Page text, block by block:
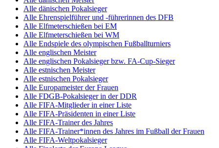
Alle dänischen Pokalsieger
Alle Ehrenspielführer und -führerinnen des DFB
Alle Elfmeterschießen bei EM
Alle Elfmeterschießen bei WM
Alle Endspiele des olympischen Fußballturniers
Alle englischen Meister
Alle englischen Pokalsieger bzw. FA-Cup-Sieger
Alle estnischen Meister
Alle estnischen Pokalsieger
Alle Europameister der Frauen
Alle FDGB-Pokalsieger in der DDR
Alle FIFA-Mitglieder in einer Liste
Alle FIFA-Präsidenten in einer Liste
Alle FIFA-Trainer des Jahres
Alle FIFA-Trainer*innen des Jahres im Fußball der Frauen
Alle FIFA-Weltpokalsieger